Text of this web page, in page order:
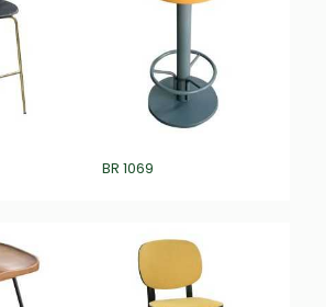
BR 1069